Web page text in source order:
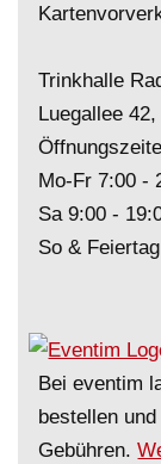
Trinkhalle
Luegallee
Mo-Fr 7:00 -
Sa 9:00 -
So &
Bei eventim
bestellen
Gebühren.